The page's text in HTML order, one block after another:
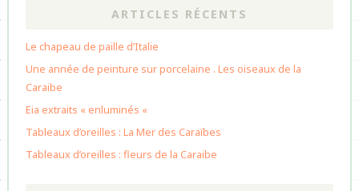
ARTICLES RÉCENTS
Le chapeau de paille d’Italie
Une année de peinture sur porcelaine . Les oiseaux de la
Caraibe
Eia extraits « enluminés «
Tableaux d’oreilles : La Mer des Caraïbes
Tableaux d’oreilles : fleurs de la Caraibe